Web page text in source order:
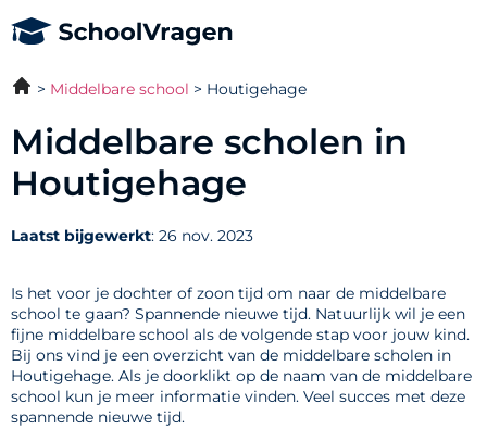
Middelbare school Houtigehage
Middelbare scholen in
Houtigehage
Laatst bijgewerkt: 26 nov. 2023
Is het voor je dochter of zoon tijd om naar de middelbare
school te gaan? Spannende nieuwe tijd. Natuurlijk wil je een
fijne middelbare school als de volgende stap voor jouw kind.
Bij ons vind je een overzicht van de middelbare scholen in
Houtigehage. Als je doorklikt op de naam van de middelbare
school kun je meer informatie vinden. Veel succes met deze
spannende nieuwe tijd.